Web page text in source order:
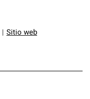
Sitio web